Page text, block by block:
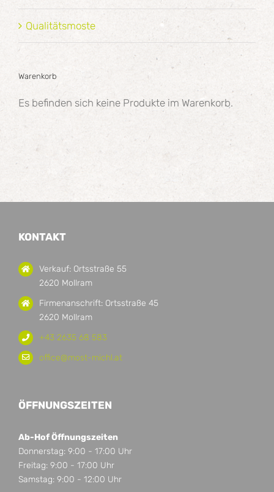
Qualitätsmoste
Warenkorb
Es befinden sich keine Produkte im Warenkorb.
KONTAKT
Verkauf: Ortsstraße 55
2620 Mollram
Firmenanschrift: Ortsstraße 45
2620 Mollram
+43 2635 68 583
office@most-michl.at
ÖFFNUNGSZEITEN
Ab-Hof Öffnungszeiten
Donnerstag: 9:00 - 17:00 Uhr
Freitag: 9:00 - 17:00 Uhr
Samstag: 9:00 - 12:00 Uhr